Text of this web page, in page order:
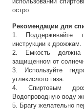
остро.
Рекомендации для
1. Поддерживайте
инструкции к дрожжам.
2. Емкость должна
защищенном от
3. Используйте
углекислого газа.
4. Спиртовым
Водопроводную воду
5. Брагу желательно